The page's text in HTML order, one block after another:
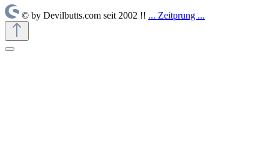
© by Devilbutts.com seit 2002 !! ... Zeitprung ...